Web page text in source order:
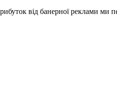
від банерної реклами ми